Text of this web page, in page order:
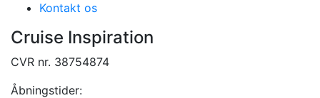
Kontakt os
Cruise Inspiration
CVR nr. 38754874
Åbningstider: